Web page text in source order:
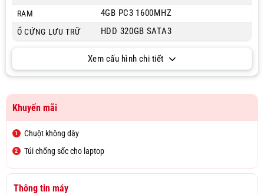
RAM 4GB PC3 1600MHZ
Ổ CỨNG LƯU TRỮ HDD 320GB SATA3
Xem cấu hình chi tiết
Khuyến mãi
Chuột không dây
Túi chống sốc cho laptop
Thông tin máy